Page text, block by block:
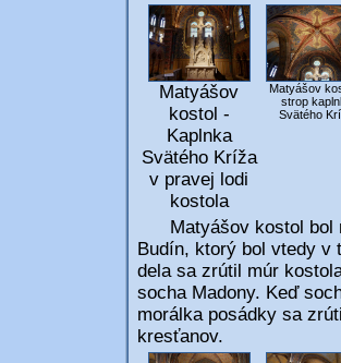
Matyášov
kostol -
Kaplnka
Svätého Kríža
v pravej lodi
kostola
Matyášov
strop
Svätého
Matyášov kostol bol
Budín, ktorý bol vtedy v
dela sa zrútil múr
socha Madony. Keď
morálka posádky sa
kresťanov.